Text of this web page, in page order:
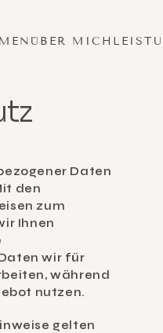
ÜBER MICH
Daten
den
zum
Ihnen
wir für
während
nutzen.
gelten